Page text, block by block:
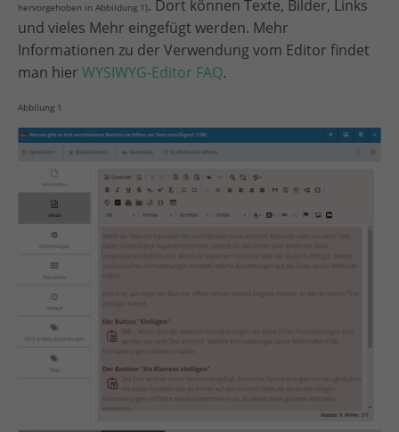
hervorgehoben in Abbildung 1). Dort können Texte, Bilder, Links
und vieles Mehr eingefügt werden. Mehr
Informationen zu der Verwendung vom Editor findet
man hier WYSIWYG-Editor FAQ.
Abbilung 1